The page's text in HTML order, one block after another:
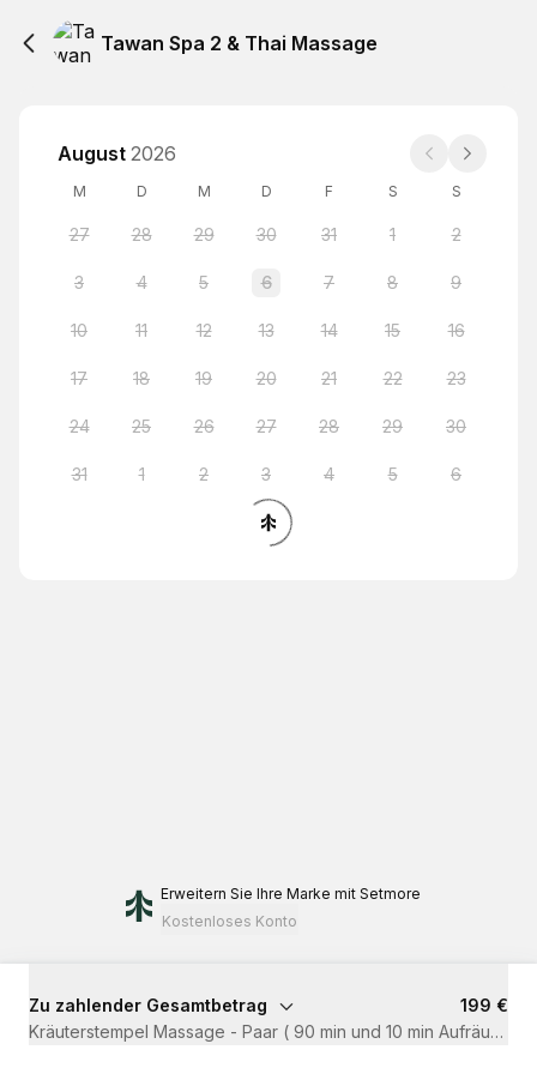
Tawan Spa 2 & Thai Massage
August 2026
M D M D F S S
27 28 29 30 31 1 2
3 4 5 6 7 8 9
10 11 12 13 14 15 16
17 18 19 20 21 22 23
24 25 26 27 28 29 30
31 1 2 3 4 5 6
Erweitern Sie Ihre Marke mit Setmore
Kostenloses Konto
Zu zahlender Gesamtbetrag
199 €
Kräuterstempel Massage - Paar ( 90 min und 10 min Aufräumen.)